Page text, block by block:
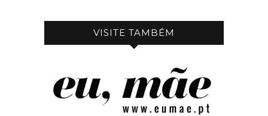
VISITE TAMBÉM